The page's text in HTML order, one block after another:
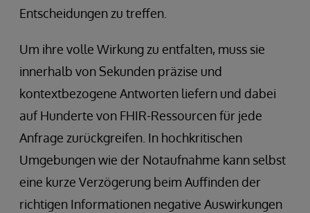
Entscheidungen zu treffen.
Um ihre volle Wirkung zu entfalten, muss sie
innerhalb von Sekunden präzise und
kontextbezogene Antworten liefern und dabei
auf Hunderte von FHIR-Ressourcen für jede
Anfrage zurückgreifen. In hochkritischen
Umgebungen wie der Notaufnahme kann selbst
eine kurze Verzögerung beim Auffinden der
richtigen Informationen negative Auswirkungen